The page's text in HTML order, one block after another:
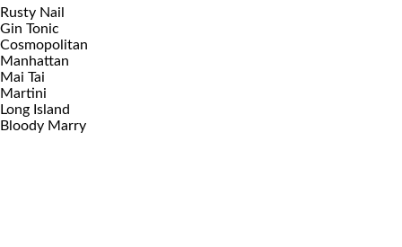
Rusty Nail
Gin Tonic
Cosmopolitan
Manhattan
Mai Tai
Martini
Long Island
Bloody Marry